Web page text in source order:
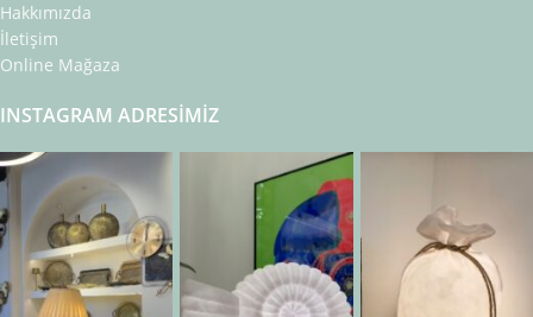
Hakkımızda
İletişim
Online Mağaza
INSTAGRAM ADRESIMIZ